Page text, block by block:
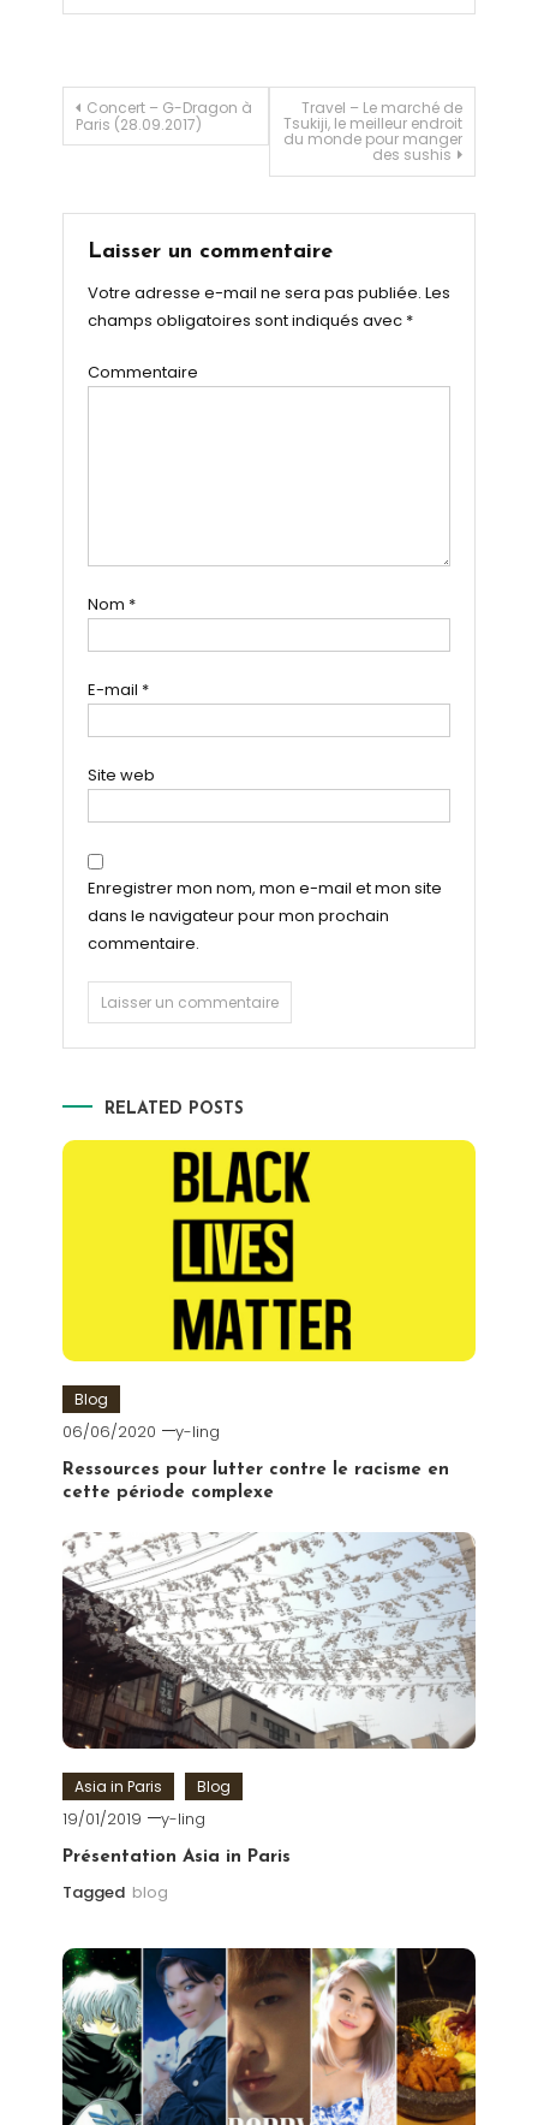
Navigation de l’article
Concert – G-Dragon à
Paris (28.09.2017)
Travel – Le marché de
Tsukiji, le meilleur endroit
du monde pour manger
des sushis
Laisser un commentaire
Votre adresse e-mail ne sera pas publiée. Les
champs obligatoires sont indiqués avec *
Commentaire
Nom *
E-mail *
Site web
Enregistrer mon nom, mon e-mail et mon site
dans le navigateur pour mon prochain
commentaire.
RELATED POSTS
Blog
06/06/2020 y-ling
Ressources pour lutter contre le racisme en
cette période complexe
Asia in Paris Blog
19/01/2019 y-ling
Présentation Asia in Paris
Tagged blog